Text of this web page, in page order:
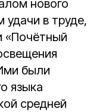
нового
удачи в труде,
«Почётный
были
языка
средней